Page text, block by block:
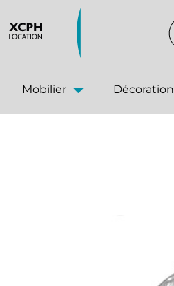
Mobilier Décoration